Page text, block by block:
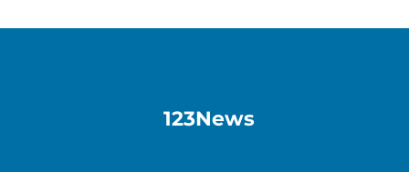
123News